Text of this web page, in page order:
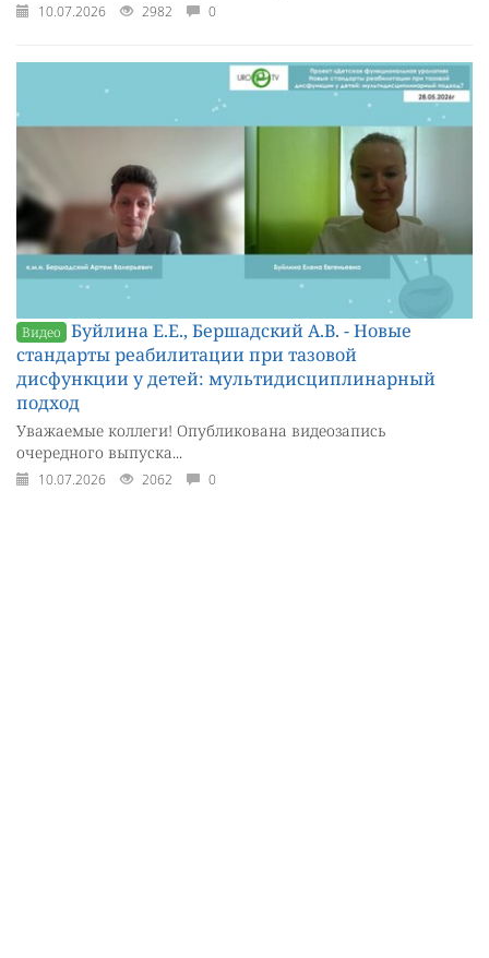
10.07.2026 2982 0
Видео Буйлина Е.Е., Бершадский А.В. - Новые
стандарты реабилитации при тазовой
дисфункции у детей: мультидисциплинарный
подход
Уважаемые коллеги! Опубликована видеозапись
очередного выпуска...
10.07.2026 2062 0